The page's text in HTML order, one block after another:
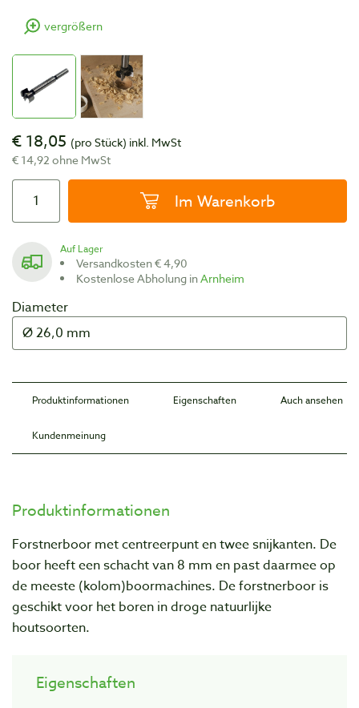
vergrößern
€ 18,05 (pro Stück) inkl. MwSt
€ 14,92 ohne MwSt
Im Warenkorb
Auf Lager
Versandkosten € 4,90
Kostenlose Abholung inArnheim
Diameter
Produktinformationen Eigenschaften Auch ansehen
Kundenmeinung
Produktinformationen
Forstnerboor met centreerpunt en twee snijkanten. De
boor heeft een schacht van 8 mm en past daarmee op
de meeste (kolom)boormachines. De forstnerboor is
geschikt voor het boren indroge natuurlijke
houtsoorten.
Eigenschaften